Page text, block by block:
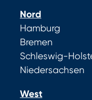
Nord
Hamburg
Bremen
Schleswig-
Niedersachsen
West